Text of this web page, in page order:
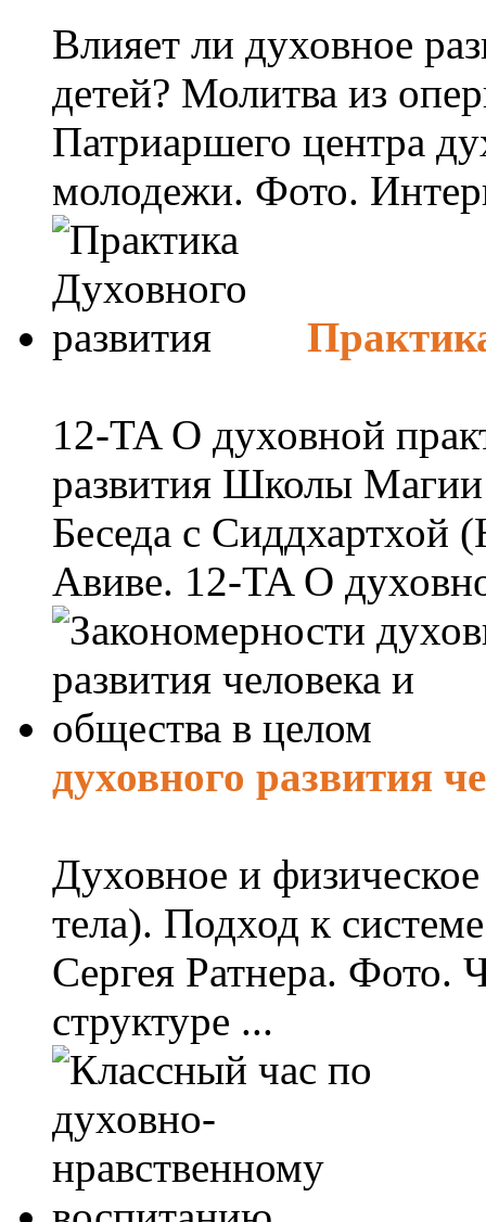
Влияет ли духовное
детей? Молитва из
Патриаршего центра
молодежи. Фото.
12-TA О духовной
развития Школы
Беседа с
Авиве. 12-TA О
духовного развития
Духовное и физическое
тела). Подход к
Сергея Ратнера. Фото.
структуре ...